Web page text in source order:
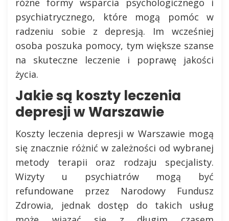
różne formy wsparcia psychologicznego i
psychiatrycznego, które mogą pomóc w
radzeniu sobie z depresją. Im wcześniej
osoba poszuka pomocy, tym większe szanse
na skuteczne leczenie i poprawę jakości
życia.
Jakie są koszty leczenia
depresji w Warszawie
Koszty leczenia depresji w Warszawie mogą
się znacznie różnić w zależności od wybranej
metody terapii oraz rodzaju specjalisty.
Wizyty u psychiatrów mogą być
refundowane przez Narodowy Fundusz
Zdrowia, jednak dostęp do takich usług